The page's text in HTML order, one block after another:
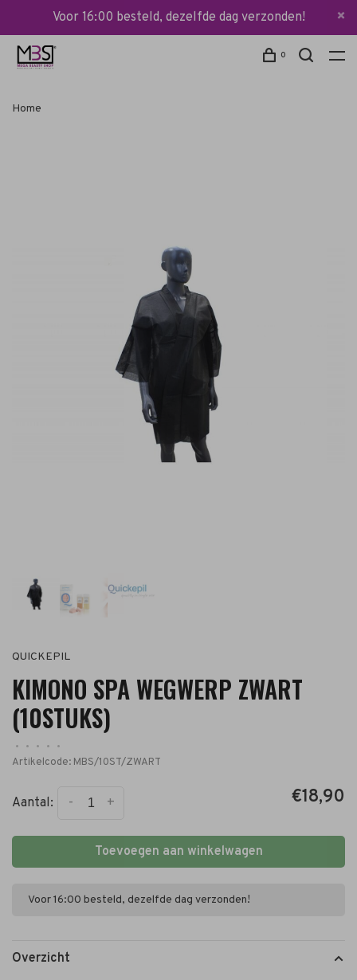
Voor 16:00 besteld, dezelfde dag verzonden!
0
Home
QUICKEPIL
KIMONO SPA WEGWERP ZWART
(10STUKS)
• • • •
•
Artikelcode: MBS/10ST/ZWART
Aantal: +
- €18,90
Toevoegen aan winkelwagen
Voor 16:00 besteld, dezelfde dag verzonden!
Overzicht